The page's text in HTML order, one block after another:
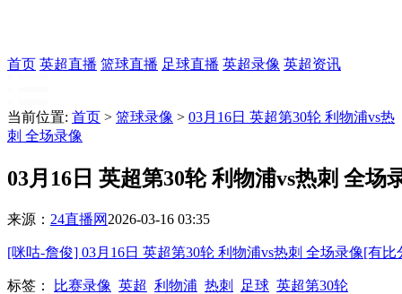
首页 英超直播 篮球直播 足球直播 英超录像 英超资讯
当前位置: 首页 > 篮球录像 > 03月16日 英超第30轮 利物浦vs热
刺 全场录像
03月16日 英超第30轮 利物浦vs热刺 全场
来源： 24直播网 2026-03-16 03:35
[咪咕-詹俊] 03月16日 英超第30轮 利物浦vs热刺 全场录像[有比
标签 ： 比赛录像 英超 利物浦 热刺 足球 英超第30轮